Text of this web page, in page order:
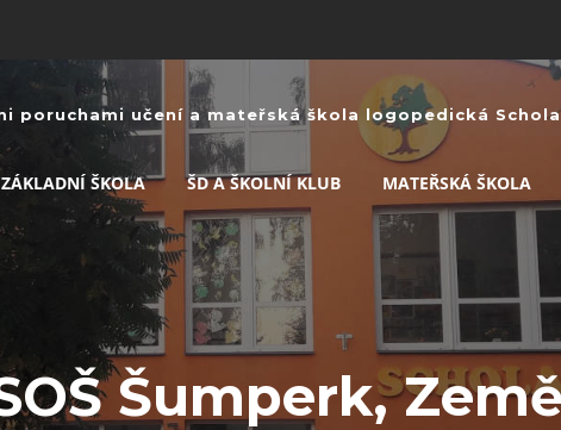
poruchami učení a mateřská škola logopedická
ZÁKLADNÍ ŠKOLA ŠD A ŠKOLNÍ KLUB MATEŘSKÁ ŠKOLA
Šumperk,